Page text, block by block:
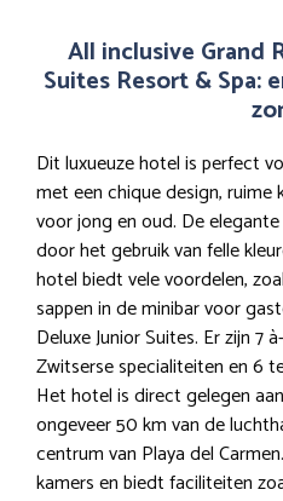
All inclusive Grand
Suites Resort & Spa:
Dit luxueuze hotel is perfect
met een chique design,
voor jong en oud. De
door het gebruik van felle
hotel biedt vele voordelen,
sappen in de minibar voor
Deluxe Junior Suites. Er zijn 7
Zwitserse specialiteiten en 6
Het hotel is direct gelegen
ongeveer 50 km van de
centrum van Playa del
kamers en biedt faciliteiten